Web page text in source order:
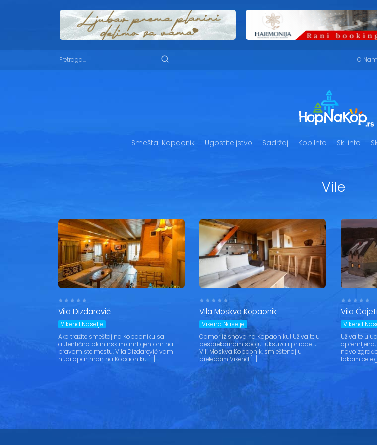
O
Smeštaj Kopaonik Ugostiteljstvo Sadržaj Kop Info Ski info
Vile
Vila Dizdarević
Vikend Naselje
Ako tražite smeštaj na Kopaoniku sa
autentično planinskim ambijentom na
pravom ste mestu. Vila Dizdarević vam
nudi apartman na Kopaoniku […]
Vila Moskva Kopaonik
Vikend Naselje
Odmor iz snova na Kopaoniku! Uživajte u
besprekornom spoju luksuza i prirode u
Vili Moskva Kopaonik, smještenoj u
prelepom Vikend […]
Vila
Vikend
Uživajte u
tokom cele